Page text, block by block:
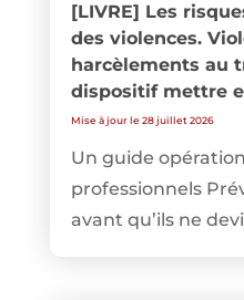
[LIVRE] Les
des violences.
harcèlements au
dispositif mettre
Mise à jour le 28 juillet 2026
Un guide
professionnels
avant qu’ils ne